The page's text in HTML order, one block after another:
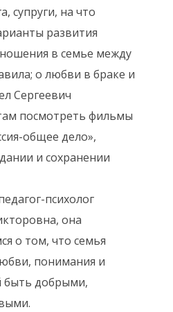
супруги, на что
развития
в семье между
о любви в браке и
Сергеевич
посмотреть фильмы
общее дело»,
и сохранении
психолог
она
о том, что семья
понимания и
быть добрыми,